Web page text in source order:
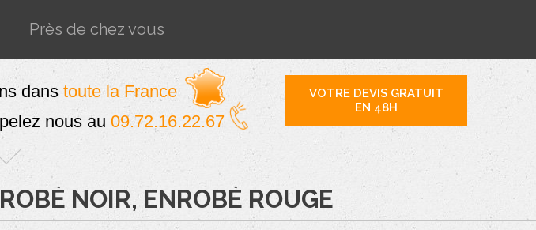
Près de chez vous
dans toute la France
nous au 09.72.16.22.67
VOTRE DEVIS GRATUIT
EN 48H
NOIR, ENROBÉ ROUGE